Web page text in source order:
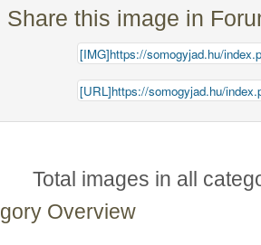
Share this image in
Total images in all
Overview